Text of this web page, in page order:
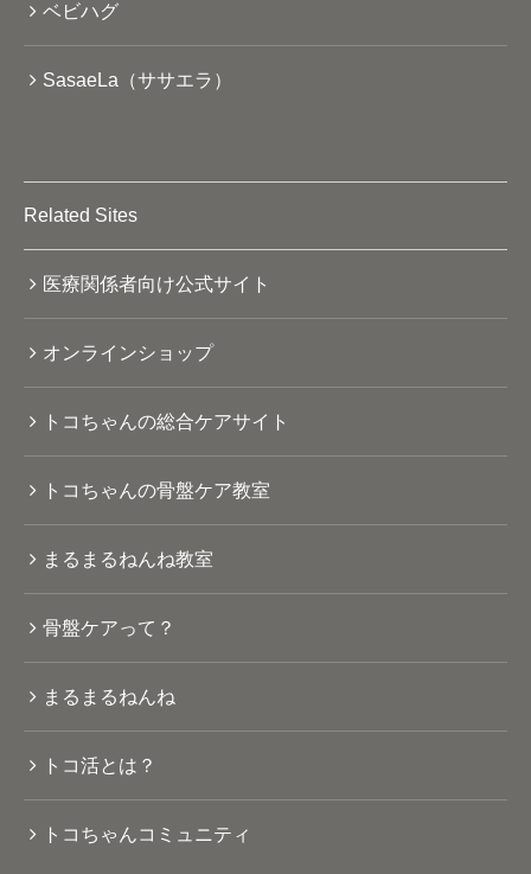
ベビハグ
SasaeLa（ササエラ）
Related Sites
医療関係者向け公式サイト
オンラインショップ
トコちゃんの総合ケアサイト
トコちゃんの骨盤ケア教室
まるまるねんね教室
骨盤ケアって？
まるまるねんね
トコ活とは？
トコちゃんコミュニティ